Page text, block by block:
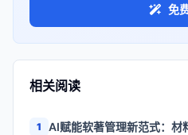
免
相关阅读
1 AI赋能软著管理新范式：材